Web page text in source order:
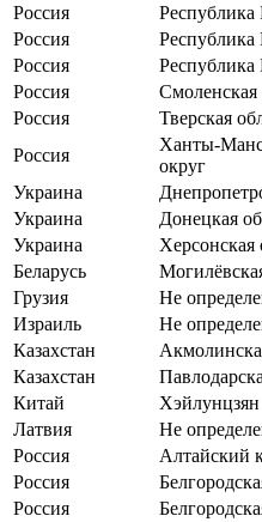
Россия Республика
Россия
Россия
Россия
Смоленская
Россия
Тверская
Россия
Ханты-
округ
Украина
Украина
Донецкая
Украина
Херсонская
Беларусь
Грузия
Не
Израиль
Не
Казахстан
Казахстан
Китай
Хэйлунцзян
Латвия
Не
Россия
Алтайский
Россия
Россия